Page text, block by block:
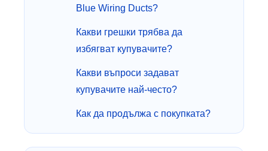
Blue Wiring Ducts?
Какви грешки трябва да
избягват купувачите?
Какви въпроси задават
купувачите най-често?
Как да продължа с покупката?